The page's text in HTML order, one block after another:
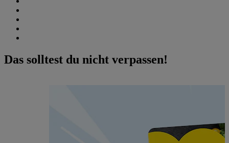
Das solltest du nicht verpassen!